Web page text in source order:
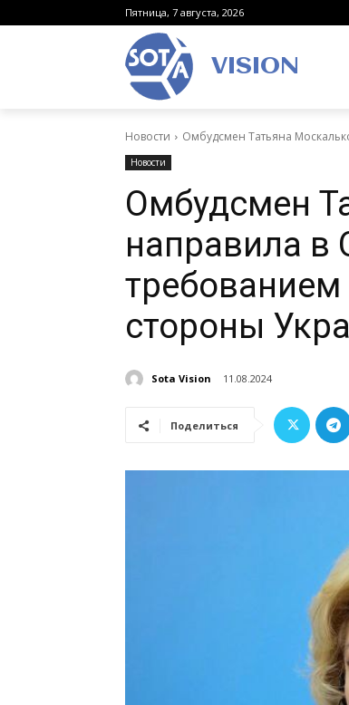
Пятница, 7 августа, 2026
VISION
Новости Омбудсмен Татьяна
Новости
Омбудсмен
направила
требованием
стороны
Sota Vision 11.08.2024
Поделиться